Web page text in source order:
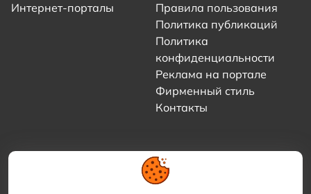
Интернет-порталы
Правила пользования
Политика публикаций
Политика
конфиденциальности
Реклама на портале
Фирменный стиль
Контакты